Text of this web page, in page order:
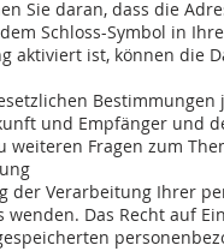
Sie daran, dass die
Schloss-Symbol in
aktiviert ist, können
und Empfänger und
weiteren Fragen zum
der Verarbeitung Ihrer
Das Recht auf